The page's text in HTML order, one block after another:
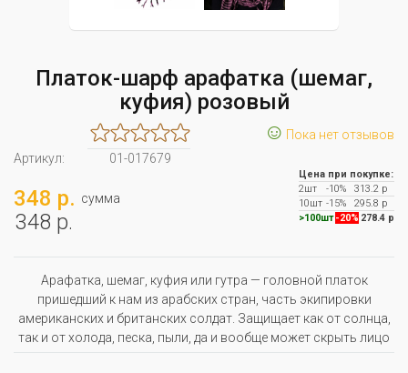
Платок-шарф арафатка (шемаг,
куфия) розовый
☺ Пока нет отзывов
Артикул:
01-017679
348 р. сумма
348 р.
Цена при покупке:
2шт
-10%
313.2 р
10шт -15%
295.8 р
>100шт -20% 278.4 р
Арафатка, шемаг, куфия или гутра — головной платок
пришедший к нам из арабских стран, часть экипировки
американских и британских солдат. Защищает как от солнца,
так и от холода, песка, пыли, да и вообще может скрыть лицо